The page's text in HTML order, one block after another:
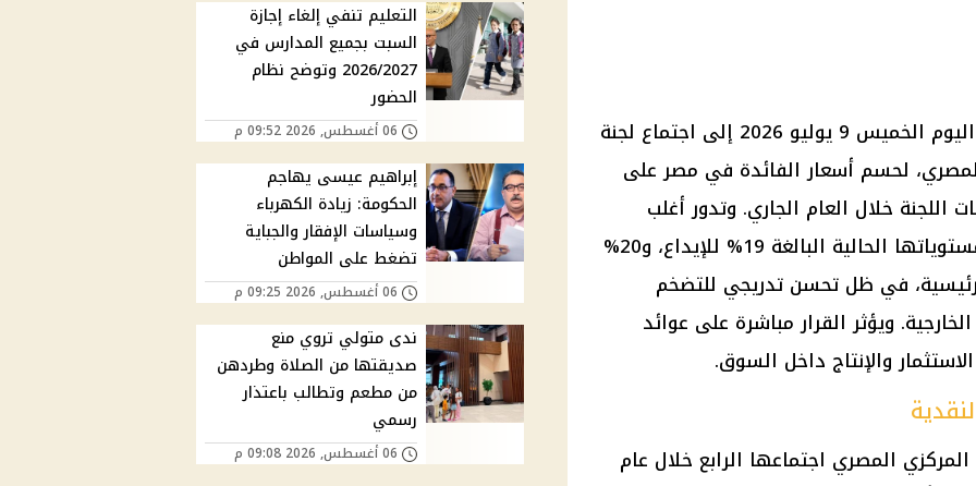
يتجه اهتمام المواطنين والأسواق اليوم الخميس 9 يوليو 2026 إلى اجتماع لجنة
لحسم أسعار الفائدة في مصر على
اللجنة خلال العام الجاري. وتدور أغلب
التوقعات حول تثبيت الفائدة عند مستوياتها الحالية البالغة 19% للإيداع، و20%
الرئيسية، في ظل تحسن تدريجي للتضخم
ويؤثر القرار مباشرة على عوائد
والإنتاج داخل السوق.
المصري اجتماعها الرابع خلال عام
التعليم تنفي إلغاء إجازة
السبت بجميع المدارس في
2026/2027 وتوضح نظام
الحضور
06 أغسطس, 2026 09:52 م
إبراهيم عيسى يهاجم
الحكومة: زيادة الكهرباء
وسياسات الإفقار والجباية
تضغط على المواطن
06 أغسطس, 2026 09:25 م
ندى متولي تروي منع
صديقتها من الصلاة وطردهن
من مطعم وتطالب باعتذار
رسمي
06 أغسطس, 2026 09:08 م